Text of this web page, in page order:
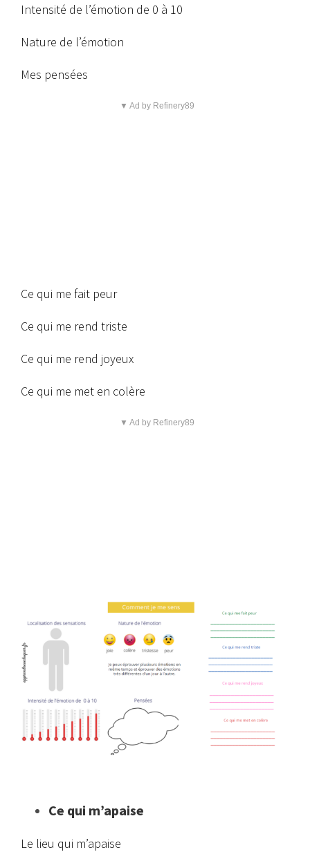
Intensité de l’émotion de 0 à 10
Nature de l’émotion
Mes pensées
▼ Ad by Refinery89
Ce qui me fait peur
Ce qui me rend triste
Ce qui me rend joyeux
Ce qui me met en colère
▼ Ad by Refinery89
Ce qui m’apaise
Le lieu qui m’apaise